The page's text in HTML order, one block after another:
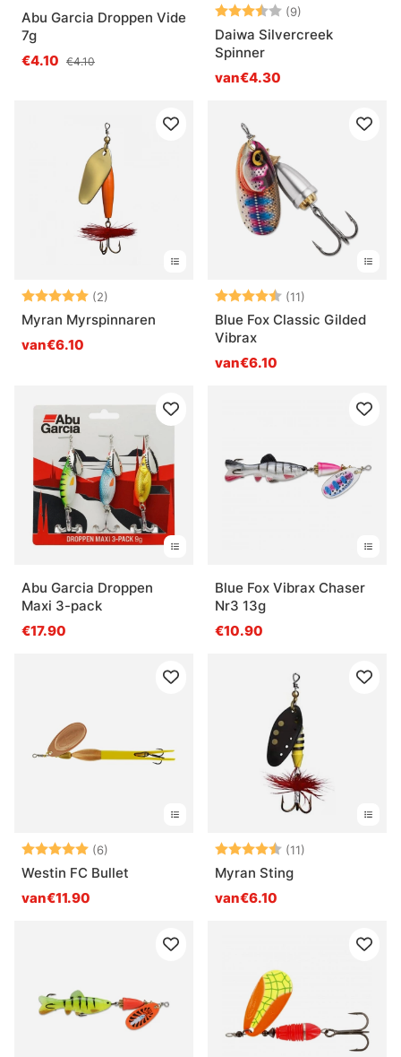
Abu Garcia Droppen Vide
7g
€4.10 €4.10
Beoordeling:
(9)
Daiwa Silvercreek
Spinner
van€4.30
Beoordeling:
(2)
Myran Myrspinnaren
van€6.10
Beoordeling:
(11)
Blue Fox Classic Gilded
Vibrax
van€6.10
Abu Garcia Droppen
Maxi 3-pack
€17.90
Blue Fox Vibrax Chaser
Nr3 13g
€10.90
Beoordeling:
(6)
Westin FC Bullet
van€11.90
Beoordeling:
(11)
Myran Sting
van€6.10